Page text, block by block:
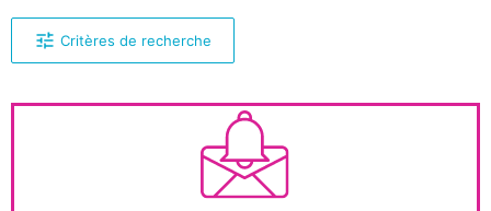
Critères de recherche